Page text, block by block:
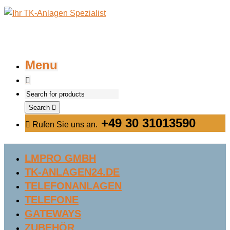
Menu
Search
Rufen Sie uns an. +49 30 31013590
LMPRO GMBH
TK-ANLAGEN24.DE
TELEFONANLAGEN
TELEFONE
GATEWAYS
ZUBEHÖR